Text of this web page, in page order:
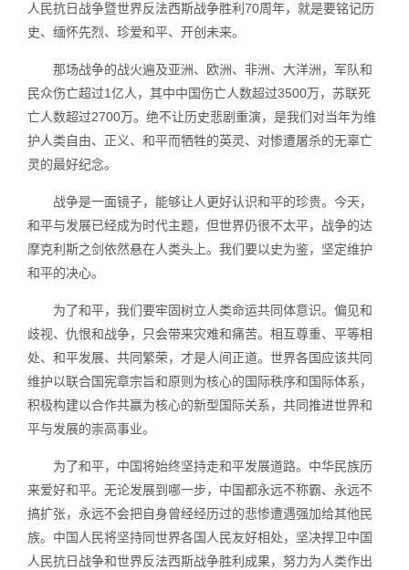
人民抗日战争暨世界反法西斯战争胜利70周年，就是要铭记历
史、缅怀先烈、珍爱和平、开创未来。
那场战争的战火遍及亚洲、欧洲、非洲、大洋洲，军队和
民众伤亡超过1亿人，其中中国伤亡人数超过3500万，苏联死
亡人数超过2700万。绝不让历史悲剧重演，是我们对当年为维
护人类自由、正义、和平而牺牲的英灵、对惨遭屠杀的无辜亡
灵的最好纪念。
战争是一面镜子，能够让人更好认识和平的珍贵。今天，
和平与发展已经成为时代主题，但世界仍很不太平，战争的达
摩克利斯之剑依然悬在人类头上。我们要以史为鉴，坚定维护
和平的决心。
为了和平，我们要牢固树立人类命运共同体意识。偏见和
歧视、仇恨和战争，只会带来灾难和痛苦。相互尊重、平等相
处、和平发展、共同繁荣，才是人间正道。世界各国应该共同
维护以联合国宪章宗旨和原则为核心的国际秩序和国际体系，
积极构建以合作共赢为核心的新型国际关系，共同推进世界和
平与发展的崇高事业。
为了和平，中国将始终坚持走和平发展道路。中华民族历
来爱好和平。无论发展到哪一步，中国都永远不称霸、永远不
搞扩张，永远不会把自身曾经经历过的悲惨遭遇强加给其他民
族。中国人民将坚持同世界各国人民友好相处，坚决捍卫中国
人民抗日战争和世界反法西斯战争胜利成果，努力为人类作出